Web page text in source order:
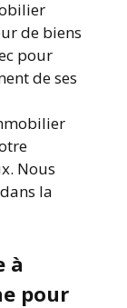
de biens
pour
de ses
Nous
la
à
pour